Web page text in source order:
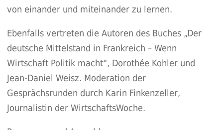
von einander und miteinander zu lernen.
Ebenfalls vertreten die Autoren des Buches „Der
deutsche Mittelstand in Frankreich – Wenn
Wirtschaft Politik macht“, Dorothée Kohler und
Jean-Daniel Weisz. Moderation der
Gesprächsrunden durch Karin Finkenzeller,
Journalistin der WirtschaftsWoche.